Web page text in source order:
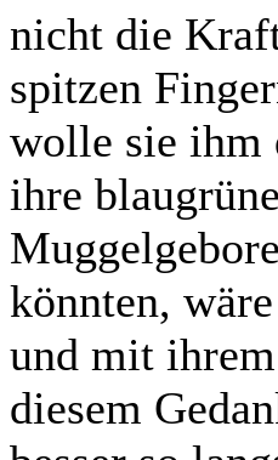
nicht die
spitzen
wolle sie ihm
ihre
könnten,
und mit
diesem